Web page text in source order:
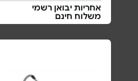
אחריות יבואן רשמי
משלוח חינם